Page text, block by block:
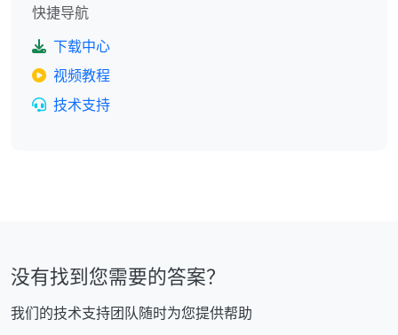
快捷导航
下载中心
视频教程
技术支持
没有找到您需要的答案？
我们的技术支持团队随时为您提供帮助